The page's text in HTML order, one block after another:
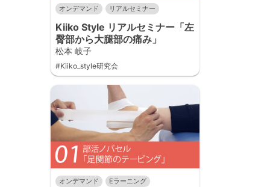
オンデマンド リアルセミナー
Kiiko Style リアルセミナー「左
臀部から大腿部の痛み」
松本 岐子
#Kiiko_style研究会
オンデマンド Eラーニング